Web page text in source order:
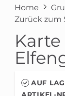
Home
Zurück zum
AUF